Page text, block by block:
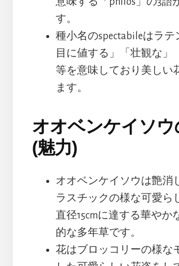
す。
種小名のspectabileはラテ
目に値する」「壮観な」
等を意味しており美しい
ます。
オオベンケイソウ
(魅力)
オオベンケイソウは艶消
ラスチックの様な可愛ら
直径15cmに達する華やか
的な多年草です。
花はブロッコリーの様な